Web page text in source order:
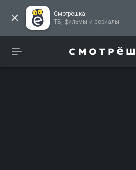
Смотрёшка
ТВ, фильмы и сериалы